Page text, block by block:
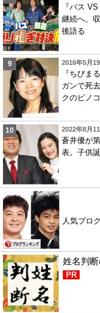
『バス
継続へ。
後語る
2016年5月
『ちびま
ガンで死
クのピノ
2022年8月
蒼井優が
表。子供
人気ブロ
姓名判
PR